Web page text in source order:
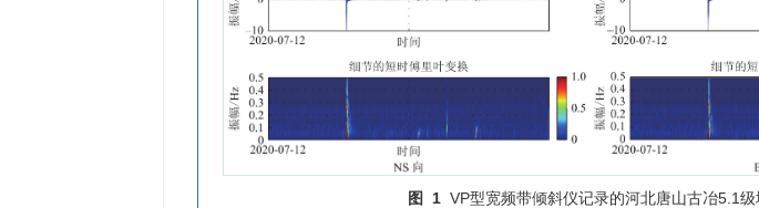
图 1 VP型宽频带倾斜仪记录的河北唐山古冶5.1级